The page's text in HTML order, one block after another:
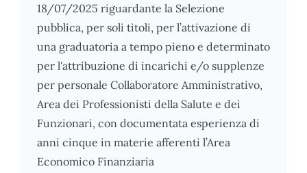
18/07/2025 riguardante la Selezione
pubblica, per soli titoli, per l’attivazione di
una graduatoria a tempo pieno e determinato
per l'attribuzione di incarichi e/o supplenze
per personale Collaboratore Amministrativo,
Area dei Professionisti della Salute e dei
Funzionari, con documentata esperienza di
anni cinque in materie afferenti l’Area
Economico Finanziaria